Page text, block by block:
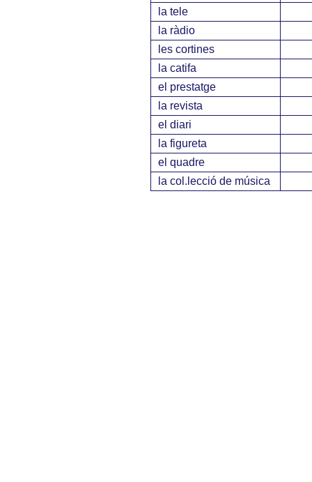
la tele
la ràdio
les cortines
la catifa
el prestatge
la revista
el diari
la figureta
el quadre
la col.lecció de música